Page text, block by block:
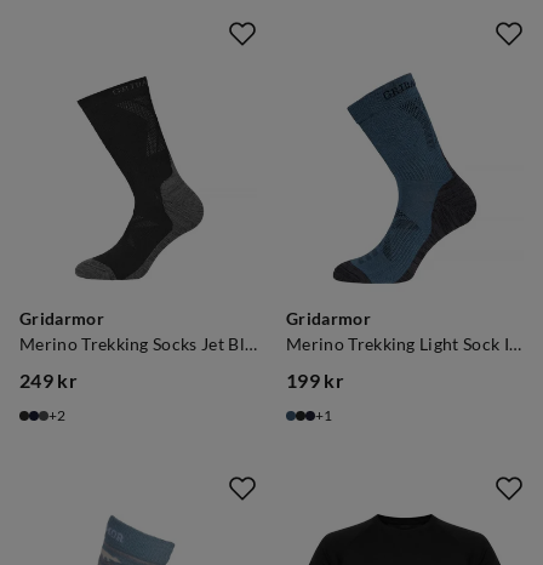
Gridarmor
Merino Trekking Socks Jet Black
price
249 kr
2
Gridarmor
Merino Trekking Light Sock Indian Teal
price
199 kr
1